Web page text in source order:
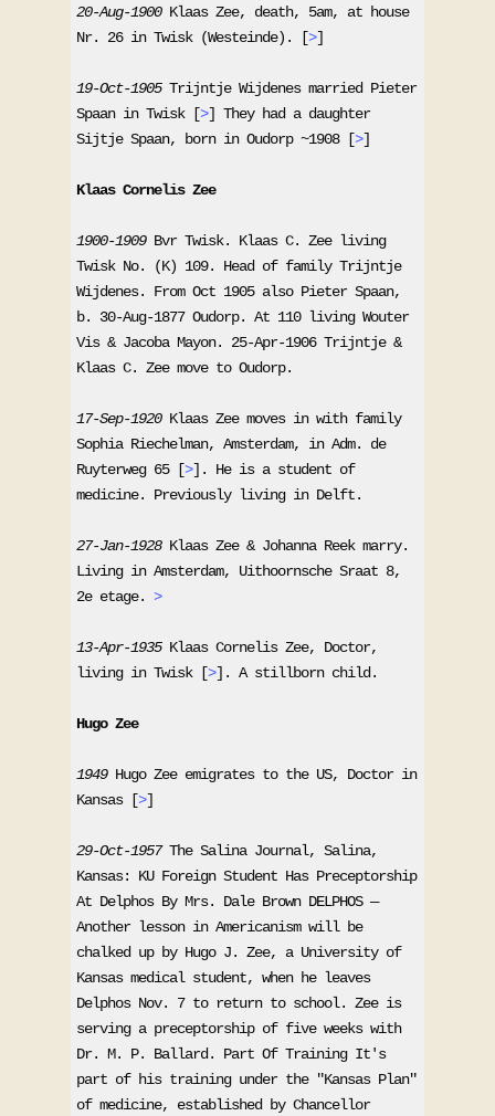
20-Aug-1900 Klaas Zee, death, 5am, at house
Nr. 26 in Twisk (Westeinde). [>]
19-Oct-1905 Trijntje Wijdenes married Pieter
Spaan in Twisk [>] They had a daughter
Sijtje Spaan, born in Oudorp ~1908 [>]
Klaas Cornelis Zee
1900-1909 Bvr Twisk. Klaas C. Zee living
Twisk No. (K) 109. Head of family Trijntje
Wijdenes. From Oct 1905 also Pieter Spaan,
b. 30-Aug-1877 Oudorp. At 110 living Wouter
Vis & Jacoba Mayon. 25-Apr-1906 Trijntje &
Klaas C. Zee move to Oudorp.
17-Sep-1920 Klaas Zee moves in with family
Sophia Riechelman, Amsterdam, in Adm. de
Ruyterweg 65 [>]. He is a student of
medicine. Previously living in Delft.
27-Jan-1928 Klaas Zee & Johanna Reek marry.
Living in Amsterdam, Uithoornsche Sraat 8,
2e etage. >
13-Apr-1935 Klaas Cornelis Zee, Doctor,
living in Twisk [>]. A stillborn child.
Hugo Zee
1949 Hugo Zee emigrates to the US, Doctor in
Kansas [>]
29-Oct-1957 The Salina Journal, Salina,
Kansas: KU Foreign Student Has Preceptorship
At Delphos By Mrs. Dale Brown DELPHOS —
Another lesson in Americanism will be
chalked up by Hugo J. Zee, a University of
Kansas medical student, when he leaves
Delphos Nov. 7 to return to school. Zee is
serving a preceptorship of five weeks with
Dr. M. P. Ballard. Part Of Training It's
part of his training under the "Kansas Plan"
of medicine, established by Chancellor